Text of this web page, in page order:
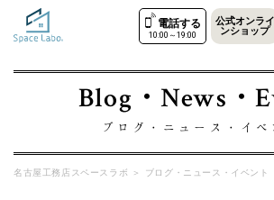
電話する
10:00～19:00
公式オンライ
ンショップ
Blog・News・
ブログ・ニュース・イベ
名古屋工務店スペースラボ ＞ ブログ・ニュース・イベント